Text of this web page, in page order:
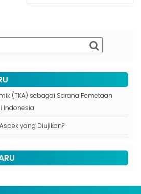
(TKA) sebagai Sarana Pemetaan
Indonesia
yang Diujikan?